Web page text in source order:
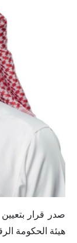
صدر قرار
هيئة الحكومة